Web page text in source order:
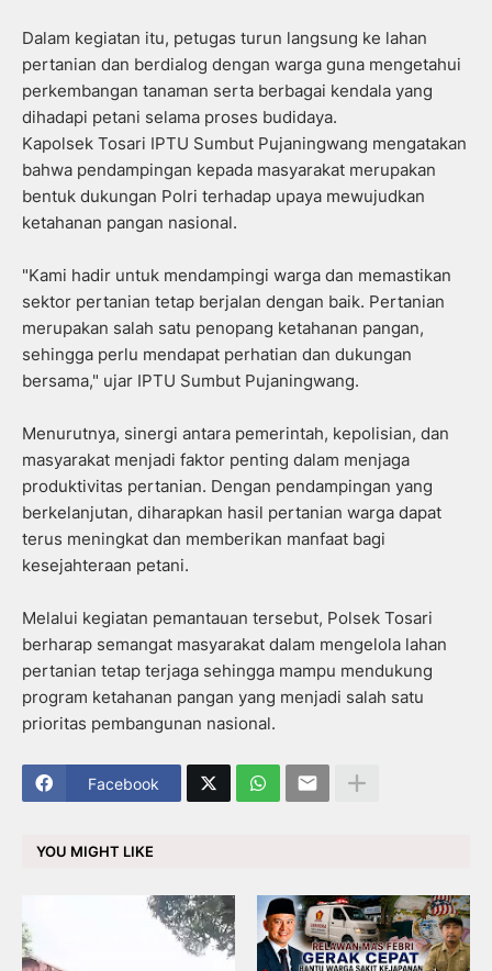
Dalam kegiatan itu, petugas turun langsung ke lahan
pertanian dan berdialog dengan warga guna mengetahui
perkembangan tanaman serta berbagai kendala yang
dihadapi petani selama proses budidaya.
Kapolsek Tosari IPTU Sumbut Pujaningwang mengatakan
bahwa pendampingan kepada masyarakat merupakan
bentuk dukungan Polri terhadap upaya mewujudkan
ketahanan pangan nasional.
"Kami hadir untuk mendampingi warga dan memastikan
sektor pertanian tetap berjalan dengan baik. Pertanian
merupakan salah satu penopang ketahanan pangan,
sehingga perlu mendapat perhatian dan dukungan
bersama," ujar IPTU Sumbut Pujaningwang.
Menurutnya, sinergi antara pemerintah, kepolisian, dan
masyarakat menjadi faktor penting dalam menjaga
produktivitas pertanian. Dengan pendampingan yang
berkelanjutan, diharapkan hasil pertanian warga dapat
terus meningkat dan memberikan manfaat bagi
kesejahteraan petani.
Melalui kegiatan pemantauan tersebut, Polsek Tosari
berharap semangat masyarakat dalam mengelola lahan
pertanian tetap terjaga sehingga mampu mendukung
program ketahanan pangan yang menjadi salah satu
prioritas pembangunan nasional.
Facebook
YOU MIGHT LIKE